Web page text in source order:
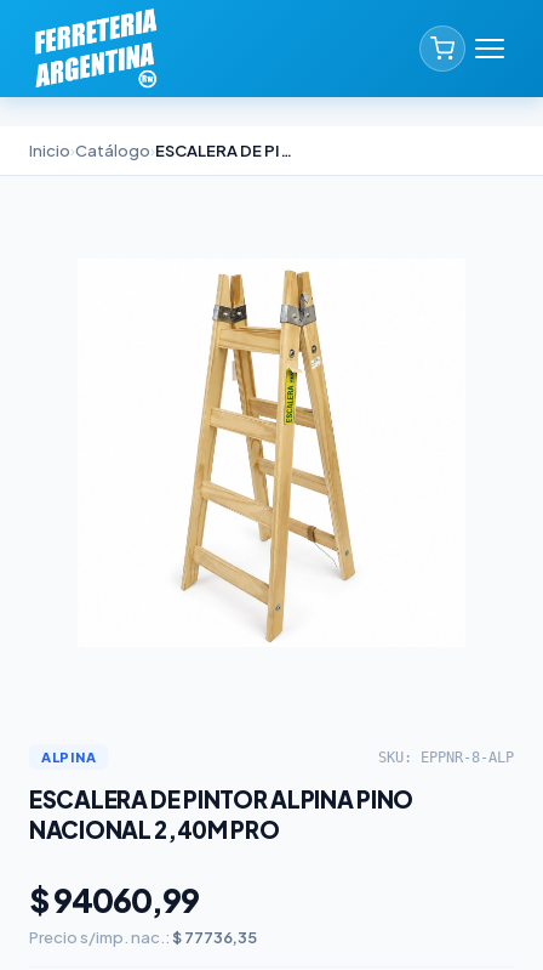
Inicio›Catálogo› ESCALERA DE PINTOR ALPINA PINO NACIONAL 2,40M PRO
ALPINA SKU: EPPNR-8-ALP
ESCALERA DE PINTOR ALPINA PINO
NACIONAL 2,40M PRO
$ 94060,99
Precio s/imp. nac.: $ 77736,35